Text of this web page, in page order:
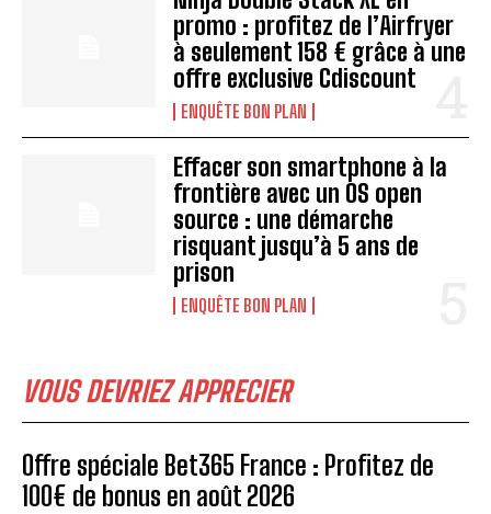
promo : profitez de l’Airfryer
à seulement 158 € grâce à une
offre exclusive Cdiscount
ENQUÊTE BON PLAN
Effacer son smartphone à la
frontière avec un OS open
source : une démarche
risquant jusqu’à 5 ans de
prison
ENQUÊTE BON PLAN
VOUS DEVRIEZ APPRECIER
Offre spéciale Bet365 France : Profitez de
100€ de bonus en août 2026